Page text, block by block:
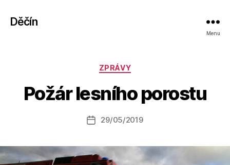
Děčín
Menu
Rubriky
ZPRÁVY
Požár lesního porostu
Autor
příspěvku
o
a
Datum
29/05/2019